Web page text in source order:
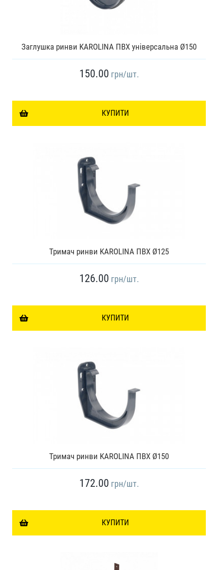
Заглушка ринви KAROLINA ПВХ універсальна Ø150
150.00 грн/шт.
КУПИТИ
Тримач ринви KAROLINA ПВХ Ø125
126.00 грн/шт.
КУПИТИ
Тримач ринви KAROLINA ПВХ Ø150
172.00 грн/шт.
КУПИТИ